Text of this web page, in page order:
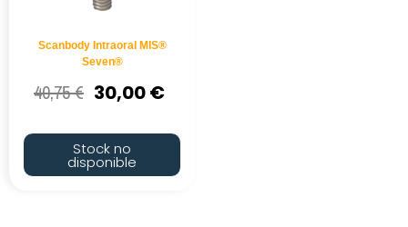
Scanbody Intraoral MIS®
Seven®
40,75€ 30,00€
Stock no
disponible